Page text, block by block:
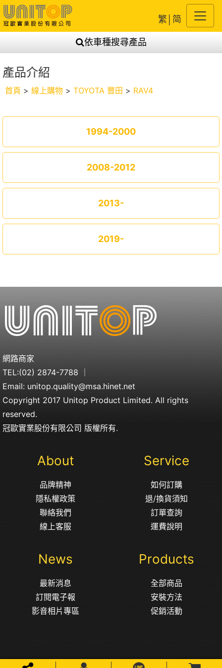
繁 简
依車種搜尋產品
產品介紹
首頁 > 線上購物 > TOYOTA 豐田 > RAV4
1994-2000
2008-2012
2013-
2019-
網路商家
TEL:(02) 2874-7788
Email: unitop.quality@msa.hinet.net
Copyright 2017 Unitop Product Limited. All rights
reserved.
冠歐實業股份有限公司 版權所有.
About
品牌精神
隱私權政策
聯絡我們
線上客服
Service
如何訂購
退/換貨須知
訂單查詢
運費說明
News
最新消息
訂閱電子報
影音相片專區
Products
全部商品
安裝方法
促銷活動